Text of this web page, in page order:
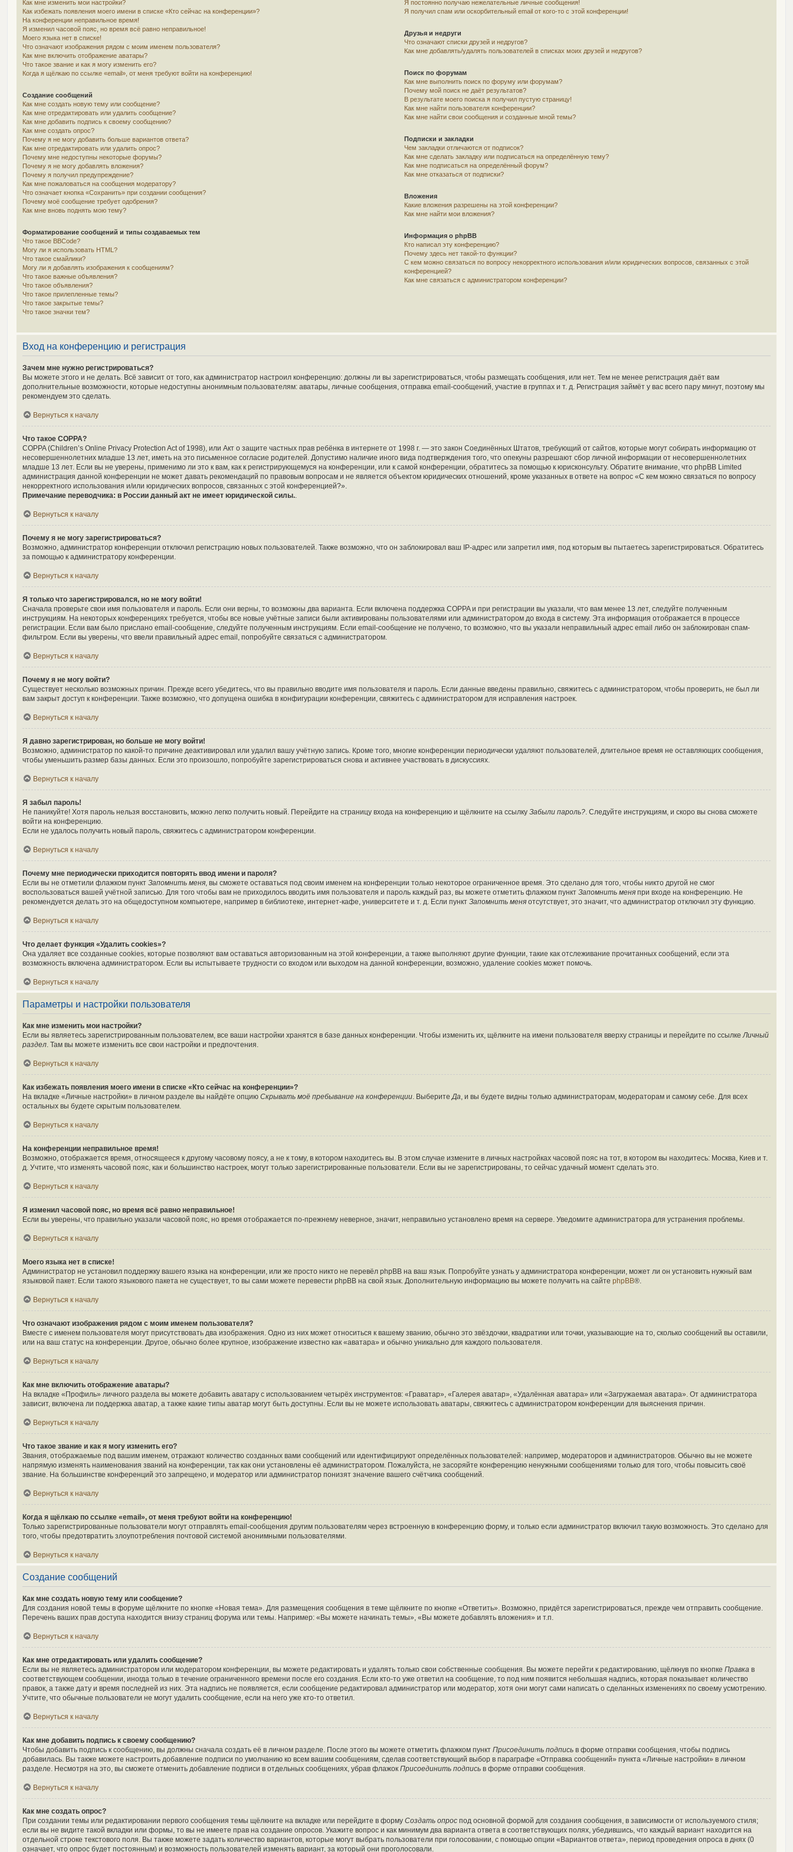
Как мне изменить мои настройки?
Как избежать появления моего имени в списке «Кто сейчас на конференции»?
На конференции неправильное время!
Я изменил часовой пояс, но время всё равно неправильное!
Моего языка нет в списке!
Что означают изображения рядом с моим именем пользователя?
Как мне включить отображение аватары?
Что такое звание и как я могу изменить его?
Когда я щёлкаю по ссылке «email», от меня требуют войти на конференцию!
Создание сообщений
Как мне создать новую тему или сообщение?
Как мне отредактировать или удалить сообщение?
Как мне добавить подпись к своему сообщению?
Как мне создать опрос?
Почему я не могу добавить больше вариантов ответа?
Как мне отредактировать или удалить опрос?
Почему мне недоступны некоторые форумы?
Почему я не могу добавлять вложения?
Почему я получил предупреждение?
Как мне пожаловаться на сообщения модератору?
Что означает кнопка «Сохранить» при создании сообщения?
Почему моё сообщение требует одобрения?
Как мне вновь поднять мою тему?
Форматирование сообщений и типы создаваемых тем
Что такое BBCode?
Могу ли я использовать HTML?
Что такое смайлики?
Могу ли я добавлять изображения к сообщениям?
Что такое важные объявления?
Что такое объявления?
Что такое прилепленные темы?
Что такое закрытые темы?
Что такое значки тем?
Я постоянно получаю нежелательные личные сообщения!
Я получил спам или оскорбительный email от кого-то с этой конференции!
Друзья и недруги
Что означают списки друзей и недругов?
Как мне добавлять/удалять пользователей в списках моих друзей и недругов?
Поиск по форумам
Как мне выполнить поиск по форуму или форумам?
Почему мой поиск не даёт результатов?
В результате моего поиска я получил пустую страницу!
Как мне найти пользователя конференции?
Как мне найти свои сообщения и созданные мной темы?
Подписки и закладки
Чем закладки отличаются от подписок?
Как мне сделать закладку или подписаться на определённую тему?
Как мне подписаться на определённый форум?
Как мне отказаться от подписки?
Вложения
Какие вложения разрешены на этой конференции?
Как мне найти мои вложения?
Информация о phpBB
Кто написал эту конференцию?
Почему здесь нет такой-то функции?
С кем можно связаться по вопросу некорректного использования и/или юридических вопросов, связанных с этой
конференцией?
Как мне связаться с администратором конференции?
Вход на конференцию и регистрация
Зачем мне нужно регистрироваться?
Вы можете этого и не делать. Всё зависит от того, как администратор настроил конференцию: должны ли вы зарегистрироваться, чтобы размещать сообщения, или нет. Тем не менее регистрация даёт вам
дополнительные возможности, которые недоступны анонимным пользователям: аватары, личные сообщения, отправка email-сообщений, участие в группах и т. д. Регистрация займёт у вас всего пару минут, поэтому мы
рекомендуем это сделать.
Вернуться к началу
Что такое COPPA?
COPPA (Children’s Online Privacy Protection Act of 1998), или Акт о защите частных прав ребёнка в интернете от 1998 г. — это закон Соединённых Штатов, требующий от сайтов, которые могут собирать информацию от
несовершеннолетних младше 13 лет, иметь на это письменное согласие родителей. Допустимо наличие иного вида подтверждения того, что опекуны разрешают сбор личной информации от несовершеннолетних
младше 13 лет. Если вы не уверены, применимо ли это к вам, как к регистрирующемуся на конференции, или к самой конференции, обратитесь за помощью к юрисконсульту. Обратите внимание, что phpBB Limited
администрация данной конференции не может давать рекомендаций по правовым вопросам и не является объектом юридических отношений, кроме указанных в ответе на вопрос «С кем можно связаться по вопросу
некорректного использования и/или юридических вопросов, связанных с этой конференцией?».
Примечание переводчика: в России данный акт не имеет юридической силы..
Вернуться к началу
Почему я не могу зарегистрироваться?
Возможно, администратор конференции отключил регистрацию новых пользователей. Также возможно, что он заблокировал ваш IP-адрес или запретил имя, под которым вы пытаетесь зарегистрироваться. Обратитесь
за помощью к администратору конференции.
Вернуться к началу
Я только что зарегистрировался, но не могу войти!
Сначала проверьте свои имя пользователя и пароль. Если они верны, то возможны два варианта. Если включена поддержка COPPA и при регистрации вы указали, что вам менее 13 лет, следуйте полученным
инструкциям. На некоторых конференциях требуется, чтобы все новые учётные записи были активированы пользователями или администратором до входа в систему. Эта информация отображается в процессе
регистрации. Если вам было прислано email-сообщение, следуйте полученным инструкциям. Если email-сообщение не получено, то возможно, что вы указали неправильный адрес email либо он заблокирован спам-
фильтром. Если вы уверены, что ввели правильный адрес email, попробуйте связаться с администратором.
Вернуться к началу
Почему я не могу войти?
Существует несколько возможных причин. Прежде всего убедитесь, что вы правильно вводите имя пользователя и пароль. Если данные введены правильно, свяжитесь с администратором, чтобы проверить, не был ли
вам закрыт доступ к конференции. Также возможно, что допущена ошибка в конфигурации конференции, свяжитесь с администратором для исправления настроек.
Вернуться к началу
Я давно зарегистрирован, но больше не могу войти!
Возможно, администратор по какой-то причине деактивировал или удалил вашу учётную запись. Кроме того, многие конференции периодически удаляют пользователей, длительное время не оставляющих сообщения,
чтобы уменьшить размер базы данных. Если это произошло, попробуйте зарегистрироваться снова и активнее участвовать в дискуссиях.
Вернуться к началу
Я забыл пароль!
Не паникуйте! Хотя пароль нельзя восстановить, можно легко получить новый. Перейдите на страницу входа на конференцию и щёлкните на ссылку Забыли пароль?. Следуйте инструкциям, и скоро вы снова сможете
войти на конференцию.
Если не удалось получить новый пароль, свяжитесь с администратором конференции.
Вернуться к началу
Почему мне периодически приходится повторять ввод имени и пароля?
Если вы не отметили флажком пункт Запомнить меня, вы сможете оставаться под своим именем на конференции только некоторое ограниченное время. Это сделано для того, чтобы никто другой не смог
воспользоваться вашей учётной записью. Для того чтобы вам не приходилось вводить имя пользователя и пароль каждый раз, вы можете отметить флажком пункт Запомнить меня при входе на конференцию. Не
рекомендуется делать это на общедоступном компьютере, например в библиотеке, интернет-кафе, университете и т. д. Если пункт Запомнить меня отсутствует, это значит, что администратор отключил эту функцию.
Вернуться к началу
Что делает функция «Удалить cookies»?
Она удаляет все созданные cookies, которые позволяют вам оставаться авторизованным на этой конференции, а также выполняют другие функции, такие как отслеживание прочитанных сообщений, если эта
возможность включена администратором. Если вы испытываете трудности со входом или выходом на данной конференции, возможно, удаление cookies может помочь.
Вернуться к началу
Параметры и настройки пользователя
Как мне изменить мои настройки?
Если вы являетесь зарегистрированным пользователем, все ваши настройки хранятся в базе данных конференции. Чтобы изменить их, щёлкните на имени пользователя вверху страницы и перейдите по ссылкеЛичный
раздел. Там вы можете изменить все свои настройки и предпочтения.
Вернуться к началу
Как избежать появления моего имени в списке «Кто сейчас на конференции»?
На вкладке «Личные настройки» в личном разделе вы найдёте опцию Скрывать моё пребывание на конференции. ВыберитеДа, и вы будете видны только администраторам, модераторам и самому себе. Для всех
остальных вы будете скрытым пользователем.
Вернуться к началу
На конференции неправильное время!
Возможно, отображается время, относящееся к другому часовому поясу, а не к тому, в котором находитесь вы. В этом случае измените в личных настройках часовой пояс на тот, в котором вы находитесь: Москва, Киев и т.
д. Учтите, что изменять часовой пояс, как и большинство настроек, могут только зарегистрированные пользователи. Если вы не зарегистрированы, то сейчас удачный момент сделать это.
Вернуться к началу
Я изменил часовой пояс, но время всё равно неправильное!
Если вы уверены, что правильно указали часовой пояс, но время отображается по-прежнему неверное, значит, неправильно установлено время на сервере. Уведомите администратора для устранения проблемы.
Вернуться к началу
Моего языка нет в списке!
Администратор не установил поддержку вашего языка на конференции, или же просто никто не перевёл phpBB на ваш язык. Попробуйте узнать у администратора конференции, может ли он установить нужный вам
языковой пакет. Если такого языкового пакета не существует, то вы сами можете перевести phpBB на свой язык. Дополнительную информацию вы можете получить на сайте phpBB®.
Вернуться к началу
Что означают изображения рядом с моим именем пользователя?
Вместе с именем пользователя могут присутствовать два изображения. Одно из них может относиться к вашему званию, обычно это звёздочки, квадратики или точки, указывающие на то, сколько сообщений вы оставили,
или на ваш статус на конференции. Другое, обычно более крупное, изображение известно как «аватара» и обычно уникально для каждого пользователя.
Вернуться к началу
Как мне включить отображение аватары?
На вкладке «Профиль» личного раздела вы можете добавить аватару с использованием четырёх инструментов: «Граватар», «Галерея аватар», «Удалённая аватара» или «Загружаемая аватара». От администратора
зависит, включена ли поддержка аватар, а также какие типы аватар могут быть доступны. Если вы не можете использовать аватары, свяжитесь с администратором конференции для выяснения причин.
Вернуться к началу
Что такое звание и как я могу изменить его?
Звания, отображаемые под вашим именем, отражают количество созданных вами сообщений или идентифицируют определённых пользователей: например, модераторов и администраторов. Обычно вы не можете
напрямую изменять наименования званий на конференции, так как они установлены её администратором. Пожалуйста, не засоряйте конференцию ненужными сообщениями только для того, чтобы повысить своё
звание. На большинстве конференций это запрещено, и модератор или администратор понизят значение вашего счётчика сообщений.
Вернуться к началу
Когда я щёлкаю по ссылке «email», от меня требуют войти на конференцию!
Только зарегистрированные пользователи могут отправлять email-сообщения другим пользователям через встроенную в конференцию форму, и только если администратор включил такую возможность. Это сделано для
того, чтобы предотвратить злоупотребления почтовой системой анонимными пользователями.
Вернуться к началу
Создание сообщений
Как мне создать новую тему или сообщение?
Для создания новой темы в форуме щёлкните по кнопке «Новая тема». Для размещения сообщения в теме щёлкните по кнопке «Ответить». Возможно, придётся зарегистрироваться, прежде чем отправить сообщение.
Перечень ваших прав доступа находится внизу страниц форума или темы. Например: «Вы можете начинать темы», «Вы можете добавлять вложения» и т.п.
Вернуться к началу
Как мне отредактировать или удалить сообщение?
Если вы не являетесь администратором или модератором конференции, вы можете редактировать и удалять только свои собственные сообщения. Вы можете перейти к редактированию, щёлкнув по кнопке Правка в
соответствующем сообщении, иногда только в течение ограниченного времени после его создания. Если кто-то уже ответил на сообщение, то под ним появится небольшая надпись, которая показывает количество
правок, а также дату и время последней из них. Эта надпись не появляется, если сообщение редактировал администратор или модератор, хотя они могут сами написать о сделанных изменениях по своему усмотрению.
Учтите, что обычные пользователи не могут удалить сообщение, если на него уже кто-то ответил.
Вернуться к началу
Как мне добавить подпись к своему сообщению?
Чтобы добавить подпись к сообщению, вы должны сначала создать её в личном разделе. После этого вы можете отметить флажком пункт Присоединить подпись в форме отправки сообщения, чтобы подпись
добавилась. Вы также можете настроить добавление подписи по умолчанию ко всем вашим сообщениям, сделав соответствующий выбор в параграфе «Отправка сообщений» пункта «Личные настройки» в личном
разделе. Несмотря на это, вы сможете отменить добавление подписи в отдельных сообщениях, убрав флажок Присоединить подпись в форме отправки сообщения.
Вернуться к началу
Как мне создать опрос?
При создании темы или редактировании первого сообщения темы щёлкните на вкладке или перейдите в форму Создать опрос под основной формой для создания сообщения, в зависимости от используемого стиля;
если вы не видите такой вкладки или формы, то вы не имеете прав на создание опросов. Укажите вопрос и как минимум два варианта ответа в соответствующих полях, убедившись, что каждый вариант находится на
отдельной строке текстового поля. Вы также можете задать количество вариантов, которые могут выбрать пользователи при голосовании, с помощью опции «Вариантов ответа», период проведения опроса в днях (0
означает, что опрос будет постоянным) и возможность пользователей изменять вариант, за который они проголосовали.